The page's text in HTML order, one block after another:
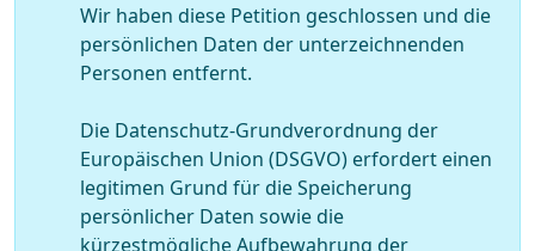
Wir haben diese Petition geschlossen und die
persönlichen Daten der unterzeichnenden
Personen entfernt.
Die Datenschutz-Grundverordnung der
Europäischen Union (DSGVO) erfordert einen
legitimen Grund für die Speicherung
persönlicher Daten sowie die
kürzestmögliche Aufbewahrung der